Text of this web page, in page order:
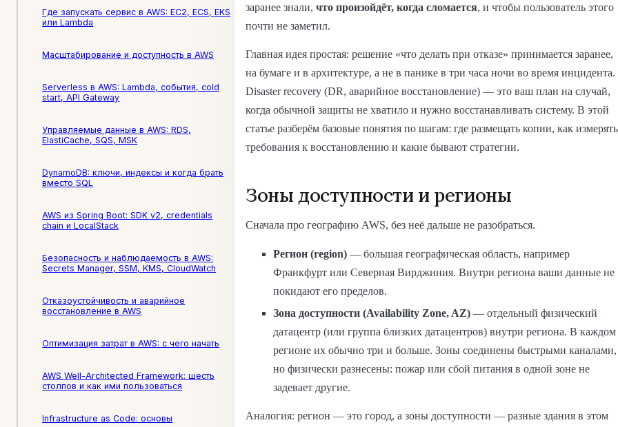
Где запускать сервис в AWS: EC2, ECS, EKS
или Lambda
Масштабирование и доступность в AWS
Serverless в AWS: Lambda, события, cold
start, API Gateway
Управляемые данные в AWS: RDS,
ElastiCache, SQS, MSK
DynamoDB: ключи, индексы и когда брать
вместо SQL
AWS из Spring Boot: SDK v2, credentials
chain и LocalStack
Безопасность и наблюдаемость в AWS:
Secrets Manager, SSM, KMS, CloudWatch
Отказоустойчивость и аварийное
восстановление в AWS
Оптимизация затрат в AWS: с чего начать
AWS Well-Architected Framework: шесть
столпов и как ими пользоваться
Infrastructure as Code: основы
заранее знали, что произойдёт, когда сломается, и чтобы пользователь этого
почти не заметил.
Главная идея простая: решение «что делать при отказе» принимается заранее,
на бумаге и в архитектуре, а не в панике в три часа ночи во время инцидента.
Disaster recovery (DR, аварийное восстановление) — это ваш план на случай,
когда обычной защиты не хватило и нужно восстанавливать систему. В этой
статье разберём базовые понятия по шагам: где размещать копии, как измерять
требования к восстановлению и какие бывают стратегии.
Зоны доступности и регионы
Сначала про географию AWS, без неё дальше не разобраться.
Регион (region) — большая географическая область, например
Франкфурт или Северная Вирджиния. Внутри региона ваши данные не
покидают его пределов.
Зона доступности (Availability Zone, AZ) — отдельный физический
датацентр (или группа близких датацентров) внутри региона. В каждом
регионе их обычно три и больше. Зоны соединены быстрыми каналами,
но физически разнесены: пожар или сбой питания в одной зоне не
задевает другие.
Аналогия: регион — это город, а зоны доступности — разные здания в этом